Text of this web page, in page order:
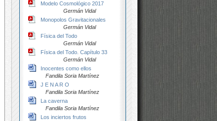
Modelo Cosmológico 2017
Germán Vidal
Monopolos Gravitacionales
Germán Vidal
Física del Todo
Germán Vidal
Física del Todo. Capítulo 33
Germán Vidal
Inocentes como ellos
Fandila Soria Martínez
J E N A R O
Fandila Soria Martínez
La caverna
Fandila Soria Martínez
Los inciertos frutos